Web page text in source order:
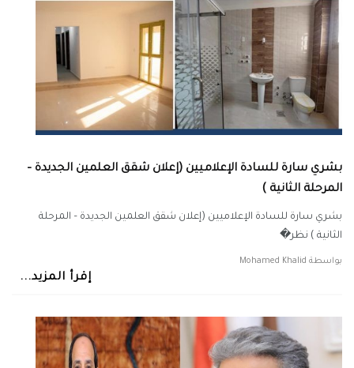
بشري سارة للسادة الإعلاميين (إعلان شقق العلمين الجديدة –
المرحلة الثانية )
بشري سارة للسادة الإعلاميين (إعلان شقق العلمين الجديدة – المرحلة
الثانية ) نظر�
بواسطة Mohamed Khalid
إقرأ المزيد...